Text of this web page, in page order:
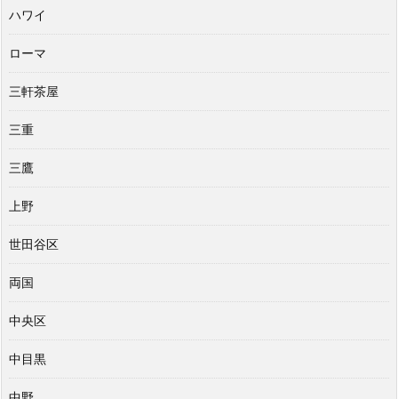
ハワイ
ローマ
三軒茶屋
三重
三鷹
上野
世田谷区
両国
中央区
中目黒